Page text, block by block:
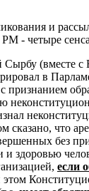
и
РМ - четыре
(вместе с
в
признанием
сказано, что
без
здоровью
если